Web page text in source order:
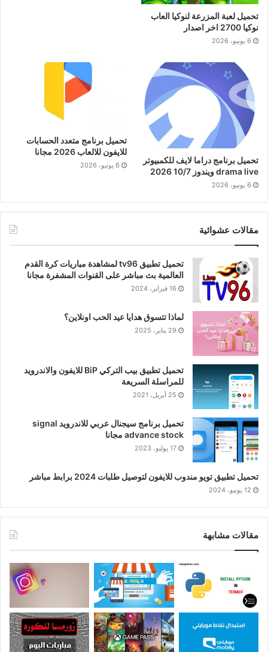
تحميل لعبة المزرعة لنوكيا العاب
نوكيا 2700 اخر اصدار
6 يونيو، 2026
تحميل برنامج دراما لايف للكمبيوتر
drama live ويندوز 10/7 2026
6 يونيو، 2026
تحميل برنامج متعدد الحسابات
للايفون للالعاب 2026 مجانا
6 يونيو، 2026
مقالات عشوائية
تحميل تطبيق tv96 لمشاهدة مباريات كرة القدم
العالمية بث مباشر على القنوات المشفرة مجانا
16 فبراير، 2024
لماذا تتسوق هدايا عيد الحب اونلاين؟
29 يناير، 2025
تحميل تطبيق بيب التركي BiP للايفون والاندرويد
للمراسلة السريعة
25 أبريل، 2021
تحميل برنامج سيجنال عربي للاندرويد signal
advance stock مجانا
17 يوليو، 2023
تحميل تطبيق تويو مندوب للايفون لتوصيل طلبات 2024 برابط مباشر
12 يونيو، 2024
مقالات مشابهة